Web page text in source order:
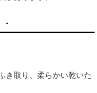
き取り、柔らかい乾いた